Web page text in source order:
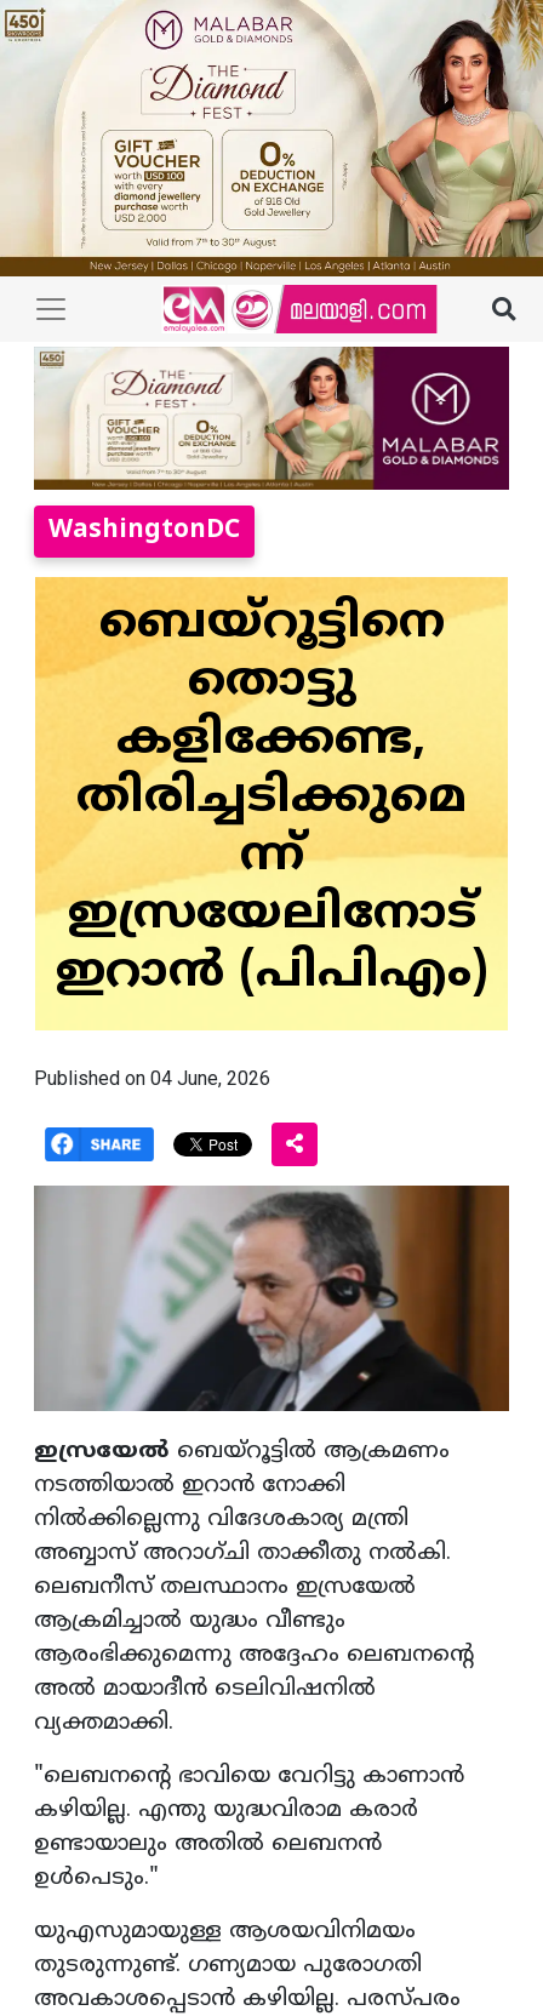
WashingtonDC
ബെയ്‌റൂട്ടിനെ
തൊട്ടു
കളിക്കേണ്ട,
തിരിച്ചടിക്കുമെ
ന്ന്
ഇസ്രയേലിനോട്
ഇറാൻ (പിപിഎം)
Published on 04 June, 2026
ഇസ്രയേൽ ബെയ്‌റൂട്ടിൽ ആക്രമണം
നടത്തിയാൽ ഇറാൻ നോക്കി
നിൽക്കില്ലെന്നു വിദേശകാര്യ മന്ത്രി
അബ്ബാസ് അറാഗ്ചി താക്കീതു നൽകി.
ലെബനീസ് തലസ്ഥാനം ഇസ്രയേൽ
ആക്രമിച്ചാൽ യുദ്ധം വീണ്ടും
ആരംഭിക്കുമെന്നു അദ്ദേഹം ലെബനന്റെ
അൽ മായാദീൻ ടെലിവിഷനിൽ
വ്യക്തമാക്കി.
"ലെബനന്റെ ഭാവിയെ വേറിട്ടു കാണാൻ
കഴിയില്ല. എന്തു യുദ്ധവിരാമ കരാർ
ഉണ്ടായാലും അതിൽ ലെബനൻ
ഉൾപെടും."
യുഎസുമായുള്ള ആശയവിനിമയം
തുടരുന്നുണ്ട്. ഗണ്യമായ പുരോഗതി
അവകാശപ്പെടാൻ കഴിയില്ല. പരസ്പരം